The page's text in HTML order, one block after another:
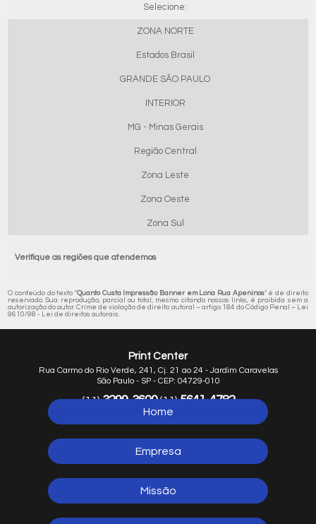
Selecione:
ZONA NORTE
Estados Brasil
GRANDE SÃO PAULO
INTERIOR
MG - Minas Gerais
Região Central
Zona Leste
Zona Oeste
Zona Sul
Verifique as regiões que atendemos
O conteúdo do texto "Quanto Custa Impressão Banner em Lona Rua Apeninos" é de direito
reservado. Sua reprodução, parcial ou total, mesmo citando nossos links, é proibida sem a
autorização do autor. Crime de violação de direito autoral – artigo 184 do Código Penal – Lei
9610/98 - Lei de direitos autorais.
Print Center
Rua Carmo do Rio Verde, 241, Cj. 21 ao 24 - Jardim Caravelas
São Paulo - SP - CEP: 04729-010
(11)3299-3600(11)5641-4782
5641-1254
Home
Empresa
Missão